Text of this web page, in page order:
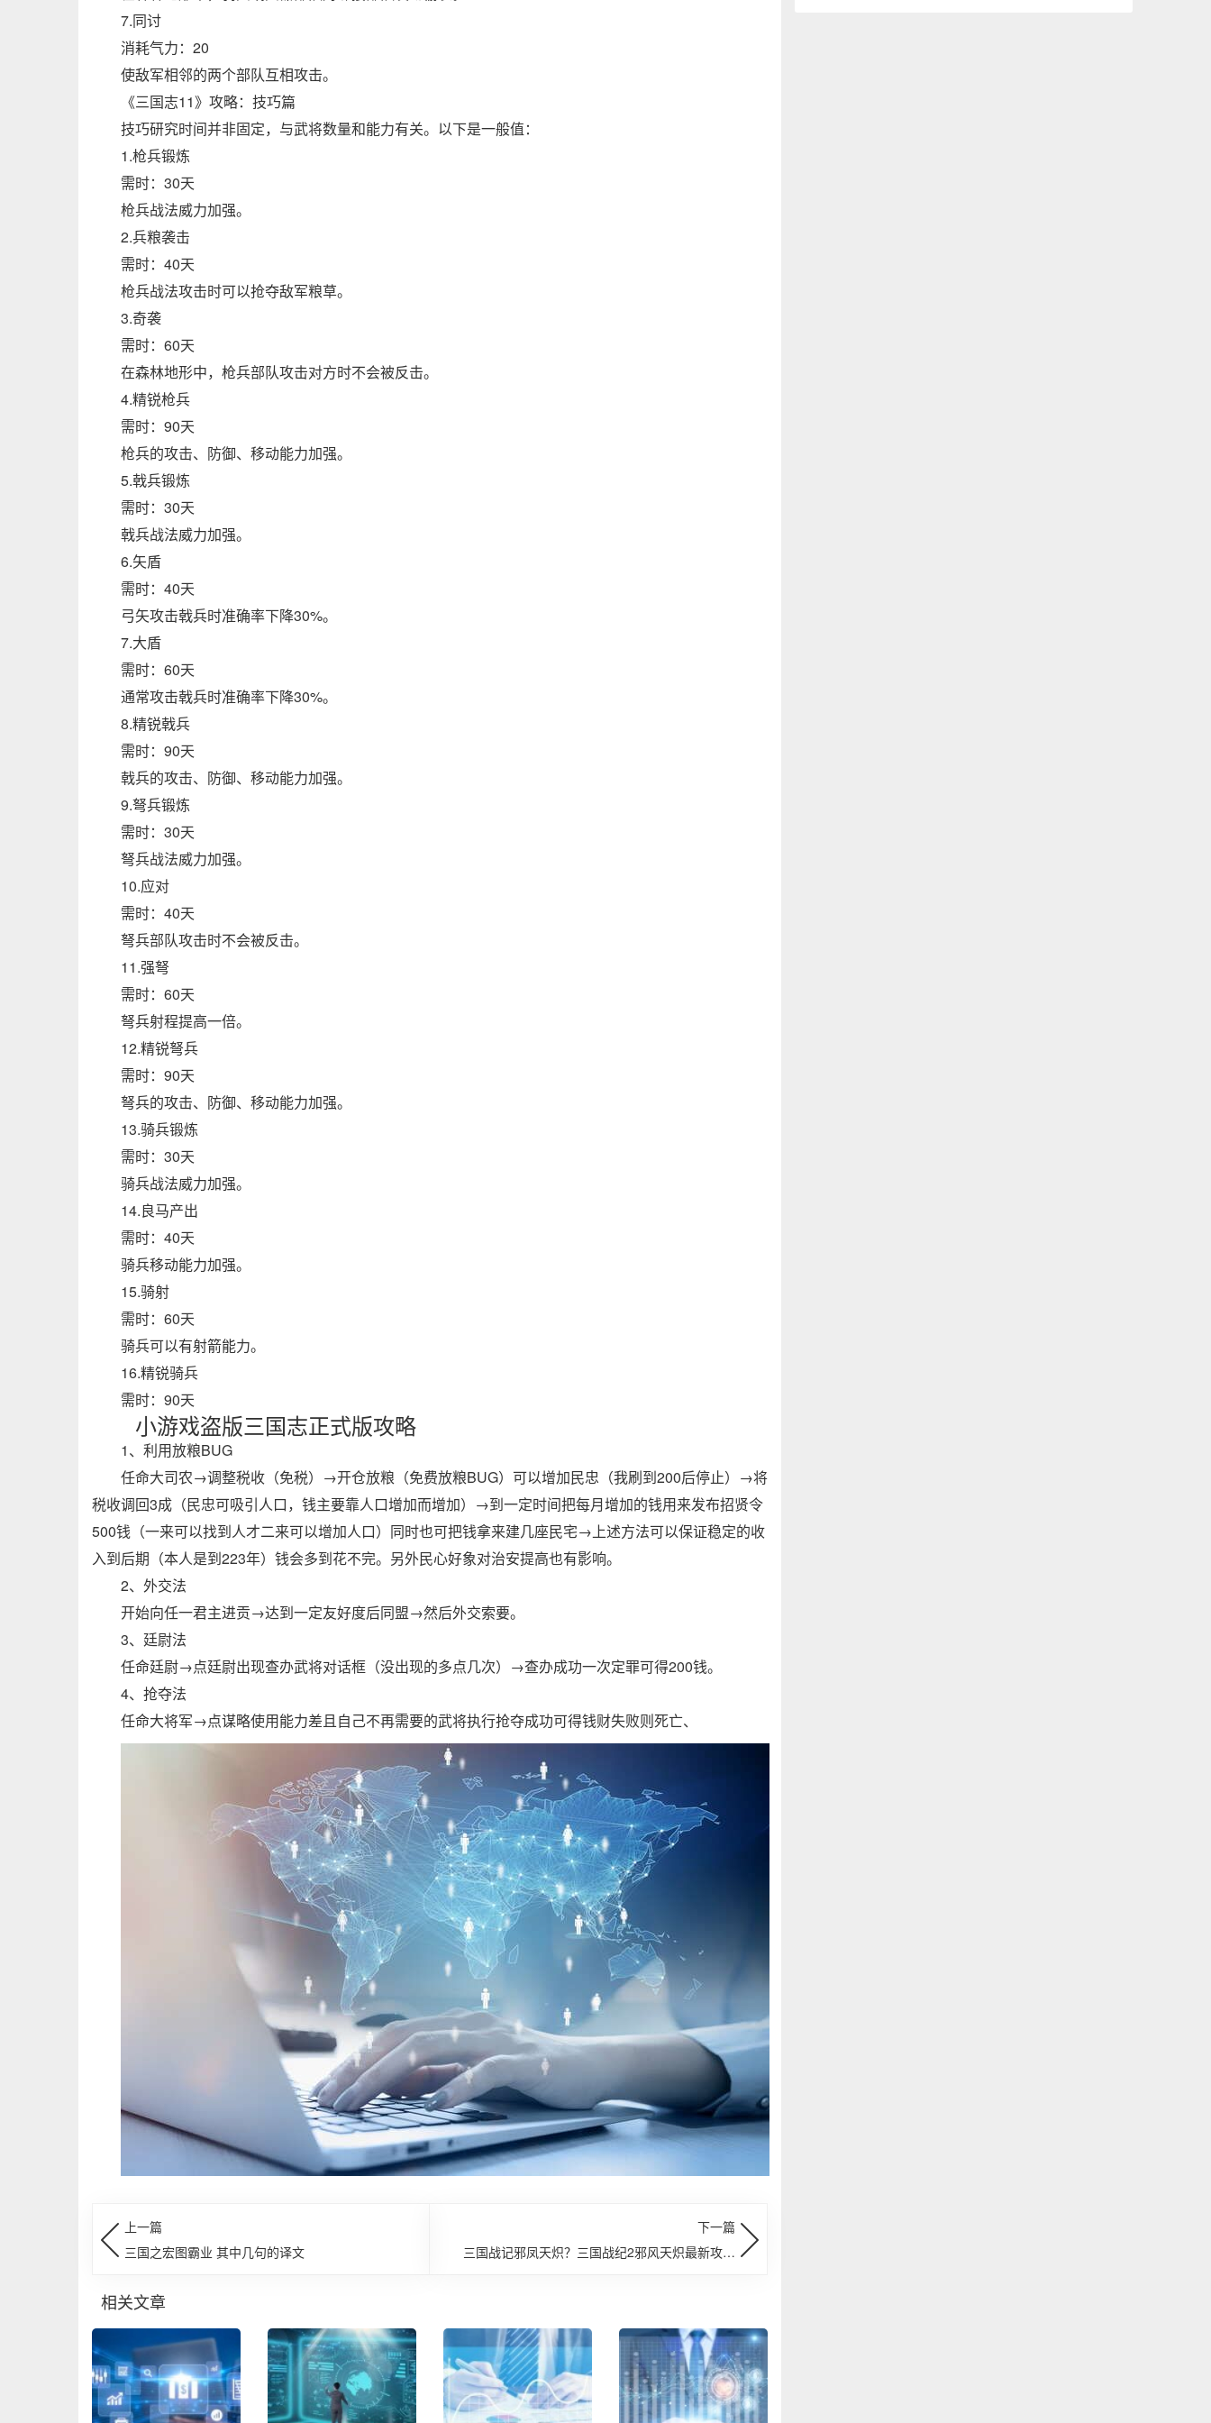
7.同讨
消耗气力：20
使敌军相邻的两个部队互相攻击。
《三国志11》攻略：技巧篇
技巧研究时间并非固定，与武将数量和能力有关。以下是一般值：
1.枪兵锻炼
需时：30天
枪兵战法威力加强。
2.兵粮袭击
需时：40天
枪兵战法攻击时可以抢夺敌军粮草。
3.奇袭
需时：60天
在森林地形中，枪兵部队攻击对方时不会被反击。
4.精锐枪兵
需时：90天
枪兵的攻击、防御、移动能力加强。
5.戟兵锻炼
需时：30天
戟兵战法威力加强。
6.矢盾
需时：40天
弓矢攻击戟兵时准确率下降30%。
7.大盾
需时：60天
通常攻击戟兵时准确率下降30%。
8.精锐戟兵
需时：90天
戟兵的攻击、防御、移动能力加强。
9.弩兵锻炼
需时：30天
弩兵战法威力加强。
10.应对
需时：40天
弩兵部队攻击时不会被反击。
11.强弩
需时：60天
弩兵射程提高一倍。
12.精锐弩兵
需时：90天
弩兵的攻击、防御、移动能力加强。
13.骑兵锻炼
需时：30天
骑兵战法威力加强。
14.良马产出
需时：40天
骑兵移动能力加强。
15.骑射
需时：60天
骑兵可以有射箭能力。
16.精锐骑兵
需时：90天
小游戏盗版三国志正式版攻略
1、利用放粮BUG
任命大司农→调整税收（免税）→开仓放粮（免费放粮BUG）可以增加民忠（我刷到200后停止）→将
税收调回3成（民忠可吸引人口，钱主要靠人口增加而增加）→到一定时间把每月增加的钱用来发布招贤令
500钱（一来可以找到人才二来可以增加人口）同时也可把钱拿来建几座民宅→上述方法可以保证稳定的收
入到后期（本人是到223年）钱会多到花不完。另外民心好象对治安提高也有影响。
2、外交法
开始向任一君主进贡→达到一定友好度后同盟→然后外交索要。
3、廷尉法
任命廷尉→点廷尉出现查办武将对话框（没出现的多点几次）→查办成功一次定罪可得200钱。
4、抢夺法
任命大将军→点谋略使用能力差且自己不再需要的武将执行抢夺成功可得钱财失败则死亡、
上一篇
三国之宏图霸业 其中几句的译文
下一篇
三国战记邪凤天炽？三国战纪2邪风天炽最新攻略
相关文章